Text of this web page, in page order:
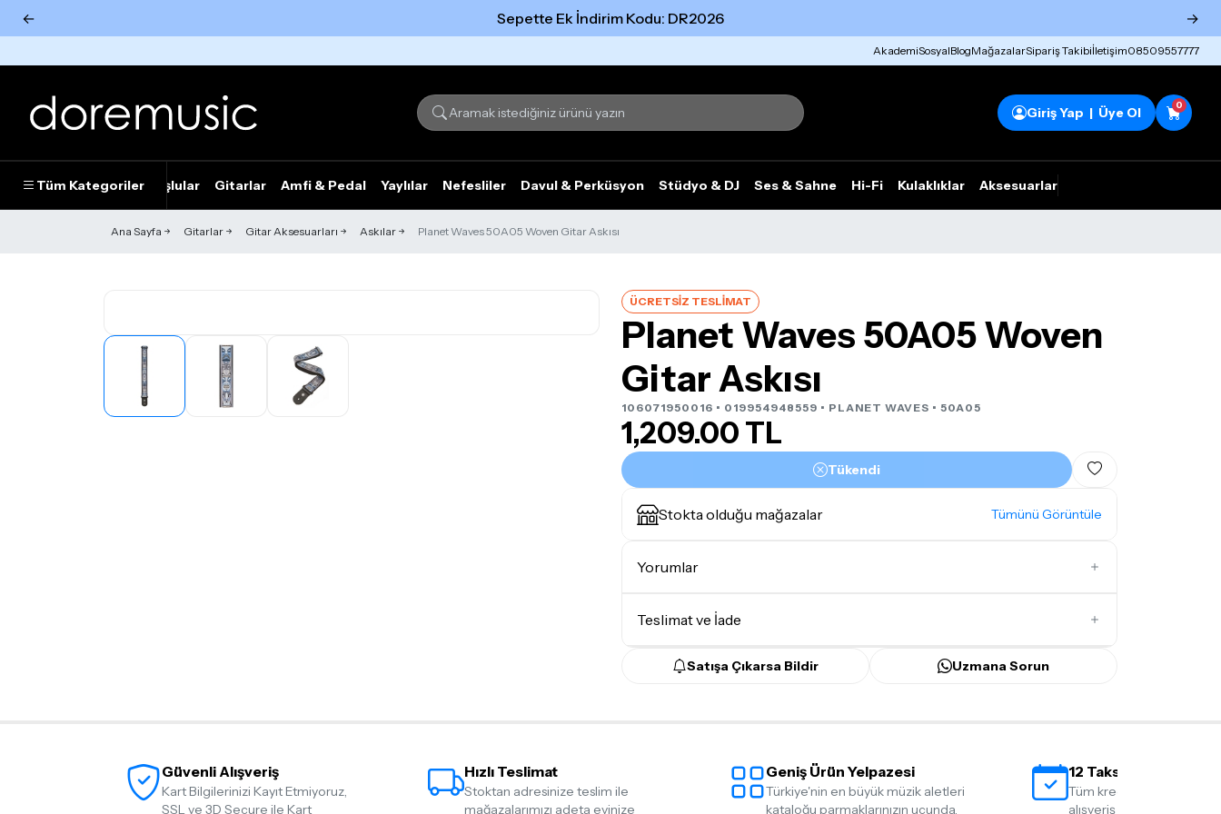
← Sepette Ek İndirim Kodu: DR2026 →
AkademiSosyalBlogMağazalarSipariş Takibiİletişim08509557777
Giriş Yap | Üye Ol 0
Tüm Kategoriler
Piyanolar Tuşlular Gitarlar Amfi & Pedal Yaylılar Nefesliler Davul & Perküsyon Stüdyo & DJ Ses & Sahne Hi-Fi Kulaklıklar Aksesuarlar
Ana Sayfa Gitarlar Gitar Aksesuarları Askılar Planet Waves 50A05 Woven Gitar Askısı
ÜCRETSİZ TESLİMAT
Planet Waves 50A05 Woven
Gitar Askısı
106071950016 • 019954948559 • PLANET WAVES • 50A05
1,209.00 TL
Tükendi
Stokta olduğu mağazalar Tümünü Görüntüle
Yorumlar
Teslimat ve İade
Teslimat Koşulları
günlerinde teslimat yapılamamaktadır.
Seçtiğiniz ürünlerin tamamıdoremusic Sevkiyat Ekibi
Aras
Satışa Çıkarsa Bildir Uzmana Sorun
Güvenli Alışveriş
Kart Bilgilerinizi Kayıt Etmiyoruz,
SSL ve 3D Secure ile Kart
Hızlı Teslimat
Stoktan adresinize teslim ile
mağazalarımızı adeta evinize
Geniş Ürün Yelpazesi
Türkiye'nin en büyük müzik aletleri
kataloğu parmaklarınızın ucunda.
12 Taksit İmkanı
Tüm kredi kartlarına 12
alışveriş yapmanın
Tümünü Gör Tümünü gör